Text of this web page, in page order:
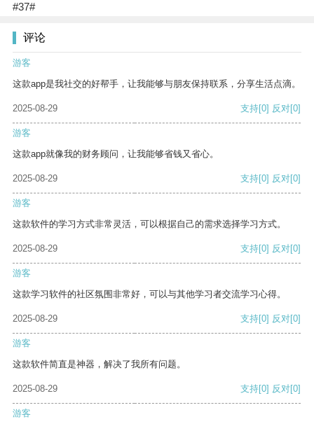
#37#
评论
游客
这款app是我社交的好帮手，让我能够与朋友保持联系，分享生活点滴。
2025-08-29 支持[0] 反对[0]
游客
这款app就像我的财务顾问，让我能够省钱又省心。
2025-08-29 支持[0] 反对[0]
游客
这款软件的学习方式非常灵活，可以根据自己的需求选择学习方式。
2025-08-29 支持[0] 反对[0]
游客
这款学习软件的社区氛围非常好，可以与其他学习者交流学习心得。
2025-08-29 支持[0] 反对[0]
游客
这款软件简直是神器，解决了我所有问题。
2025-08-29 支持[0] 反对[0]
游客